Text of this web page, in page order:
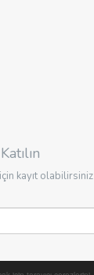
kayıt olabilirsiniz